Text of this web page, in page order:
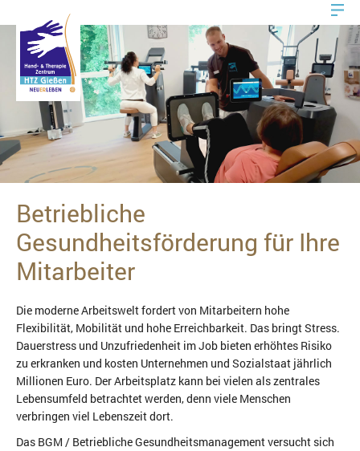
Betriebliche
Gesundheitsförderung für Ihre
Mitarbeiter
Die moderne Arbeitswelt fordert von Mitarbeitern hohe
Flexibilität, Mobilität und hohe Erreichbarkeit. Das bringt Stress.
Dauerstress und Unzufriedenheit im Job bieten erhöhtes Risiko
zu erkranken und kosten Unternehmen und Sozialstaat jährlich
Millionen Euro. Der Arbeitsplatz kann bei vielen als zentrales
Lebensumfeld betrachtet werden, denn viele Menschen
verbringen viel Lebenszeit dort.
Das BGM / Betriebliche Gesundheitsmanagement versucht sich